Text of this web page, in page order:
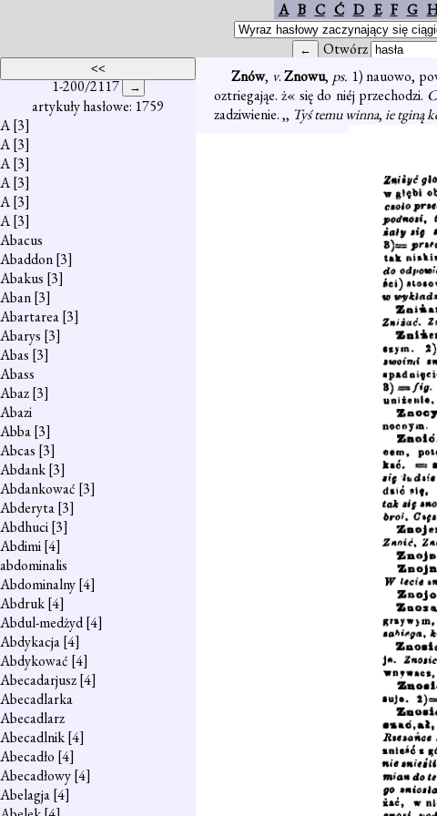
A B C Ć D E F G
Otwórz
1-200/2117
artykuły hasłowe: 1759
A[3]
A[3]
A[3]
A[3]
A[3]
A[3]
Abacus
Abaddon[3]
Abakus [3]
Aban[3]
Abartarea[3]
Abarys [3]
Abas [3]
Abass
Abaz[3]
Abazi
Abba[3]
Abcas [3]
Abdank[3]
Abdankować [3]
Abderyta[3]
Abdhuci[3]
Abdimi[4]
abdominalis
Abdominalny[4]
Abdruk[4]
Abdul-medżyd[4]
Abdykacja[4]
Abdykować [4]
Abecadarjusz[4]
Abecadlarka
Abecadlarz
Abecadlnik[4]
Abecadło [4]
Abecadłowy[4]
Abelagja[4]
Znów, v.Znowu, ps. 1) nauowo,
oztriegająe. ż« się do niéj przechodzi.
zadziwienie. ,, Tyś temu winna,ie tginą